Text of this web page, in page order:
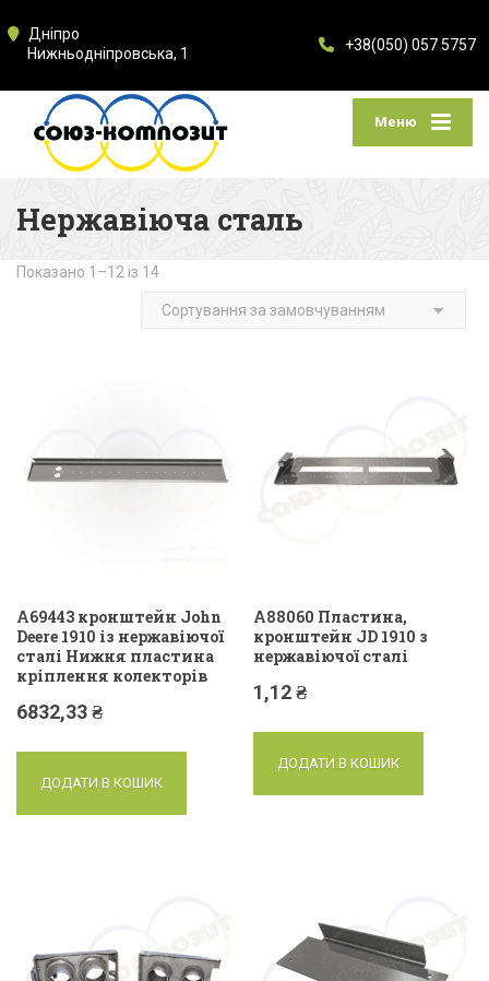
Дніпро
Нижньодніпровська, 1
+38(050) 057 5757
Меню
Нержавіюча сталь
Показано 1–12 із 14
A69443 кронштейн John
Deere 1910 із нержавіючої
сталі Нижня пластина
кріплення колекторів
6832,33₴
ДОДАТИ В КОШИК
A88060 Пластина,
кронштейн JD 1910 з
нержавіючої сталі
1,12₴
ДОДАТИ В КОШИК